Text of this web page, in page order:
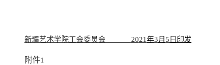
新疆艺术学院工会委员会 2021年3月 5 日印发
附件1